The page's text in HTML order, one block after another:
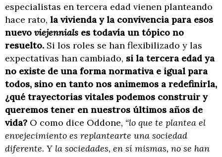
especialistas en tercera edad vienen planteando
hace rato, la vivienda y la convivencia para esos
nuevo viejennials es todavía un tópico no
resuelto. Si los roles se han flexibilizado y las
expectativas han cambiado, si la tercera edad ya
no existe de una forma normativa e igual para
todos, sino en tanto nos animemos a redefinirla,
¿qué trayectorias vitales podemos construir y
queremos tener en nuestros últimos años de
vida? O como dice Oddone, “lo que te plantea el
envejecimiento es replantearte una sociedad
diferente. Y la sociedades, en sí mismas, no se han